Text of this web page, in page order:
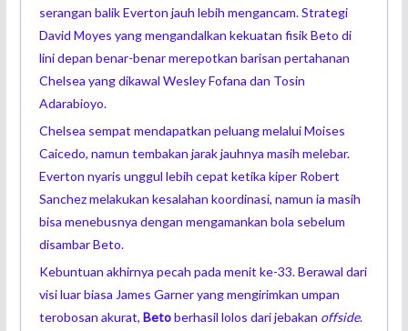
serangan balik Everton jauh lebih mengancam. Strategi
David Moyes yang mengandalkan kekuatan fisik Beto di
lini depan benar-benar merepotkan barisan pertahanan
Chelsea yang dikawal Wesley Fofana dan Tosin
Adarabioyo.
Chelsea sempat mendapatkan peluang melalui Moises
Caicedo, namun tembakan jarak jauhnya masih melebar.
Everton nyaris unggul lebih cepat ketika kiper Robert
Sanchez melakukan kesalahan koordinasi, namun ia masih
bisa menebusnya dengan mengamankan bola sebelum
disambar Beto.
Kebuntuan akhirnya pecah pada menit ke-33. Berawal dari
visi luar biasa James Garner yang mengirimkan umpan
terobosan akurat, Betoberhasil lolos dari jebakan offside.